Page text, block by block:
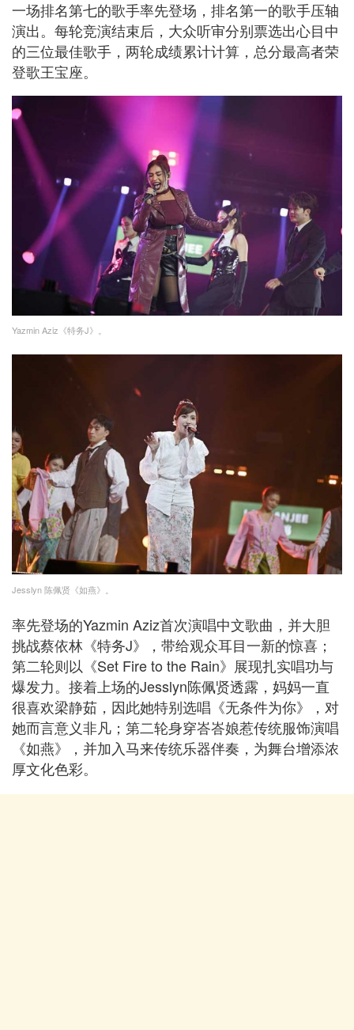
一场排名第七的歌手率先登场，排名第一的歌手压轴
演出。每轮竞演结束后，大众听审分别票选出心目中
的三位最佳歌手，两轮成绩累计计算，总分最高者荣
登歌王宝座。
Yazmin Aziz《特务J》。
Jesslyn 陈佩贤《如燕》。
率先登场的Yazmin Aziz首次演唱中文歌曲，并大胆
挑战蔡依林《特务J》，带给观众耳目一新的惊喜；
第二轮则以《Set Fire to the Rain》展现扎实唱功与
爆发力。接着上场的Jesslyn陈佩贤透露，妈妈一直
很喜欢梁静茹，因此她特别选唱《无条件为你》，对
她而言意义非凡；第二轮身穿峇峇娘惹传统服饰演唱
《如燕》，并加入马来传统乐器伴奏，为舞台增添浓
厚文化色彩。